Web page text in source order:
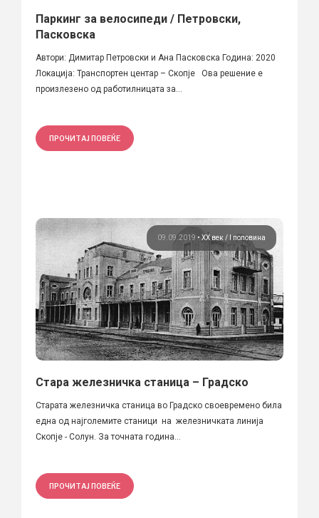
Паркинг за велосипеди / Петровски,
Пасковска
Автори: Димитар Петровски и Ана Пасковска Година: 2020
Локација: Транспортен центар – Скопје Ова решение е
произлезено од работилницата за...
ПРОЧИТАЈ ПОВЕЌЕ
09.09.2019 • ХХ век / I половина
Стара железничка станица – Градско
Старата железничка станица во Градско своевремено била
една од најголемите станици на железничката линија
Скопје - Солун. За точната година...
ПРОЧИТАЈ ПОВЕЌЕ